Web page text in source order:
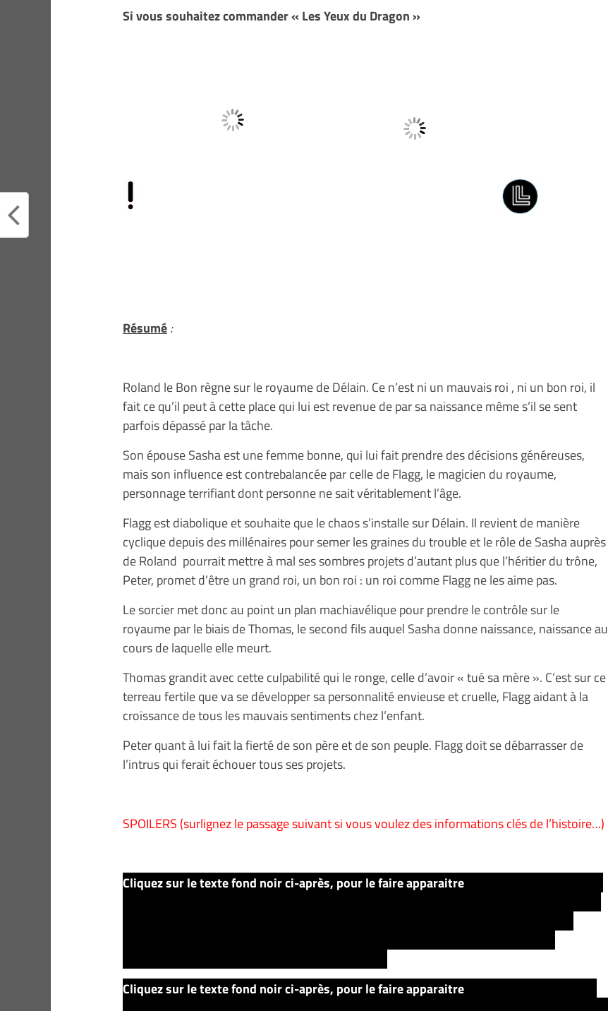
Si vous souhaitez commander « Les Yeux du Dragon »
Résumé:
Roland le Bon règne sur le royaume de Délain. Ce n’est ni un mauvais roi , ni un bon roi, il
fait ce qu’il peut à cette place qui lui est revenue de par sa naissance même s’il se sent
parfois dépassé par la tâche.
Son épouse Sasha est une femme bonne, qui lui fait prendre des décisions généreuses,
mais son influence est contrebalancée par celle de Flagg, le magicien du royaume,
personnage terrifiant dont personne ne sait véritablement l’âge.
Flagg est diabolique et souhaite que le chaos s’installe sur Délain. Il revient de manière
cyclique depuis des millénaires pour semer les graines du trouble et le rôle de Sasha auprès
de Roland pourrait mettre à mal ses sombres projets d’autant plus que l’héritier du trône,
Peter, promet d’être un grand roi, un bon roi : un roi comme Flagg ne les aime pas.
Le sorcier met donc au point un plan machiavélique pour prendre le contrôle sur le
royaume par le biais de Thomas, le second fils auquel Sasha donne naissance, naissance au
cours de laquelle elle meurt.
Thomas grandit avec cette culpabilité qui le ronge, celle d’avoir « tué sa mère ». C’est sur ce
terreau fertile que va se développer sa personnalité envieuse et cruelle, Flagg aidant à la
croissance de tous les mauvais sentiments chez l’enfant.
Peter quant à lui fait la fierté de son père et de son peuple. Flagg doit se débarrasser de
l’intrus qui ferait échouer tous ses projets.
SPOILERS (surlignez le passage suivant si vous voulez des informations clés de l’histoire…)
Cliquez sur le texte fond noir ci-après, pour le faire apparaitre
Cliquez sur le texte fond noir ci-après, pour le faire apparaitre